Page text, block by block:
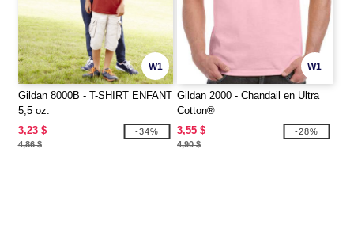
W1
Gildan 8000B - T-SHIRT ENFANT
5,5 oz.
3,23 $
4,86 $
-34%
W1
Gildan 2000 - Chandail en Ultra
Cotton®
3,55 $
4,90 $
-28%